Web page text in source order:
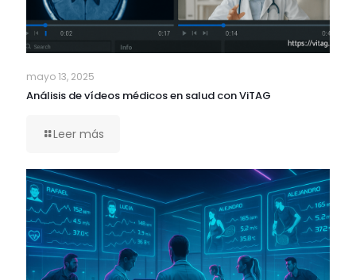
mayo 13, 2025
Análisis de vídeos médicos en salud con ViTAG
Leer más